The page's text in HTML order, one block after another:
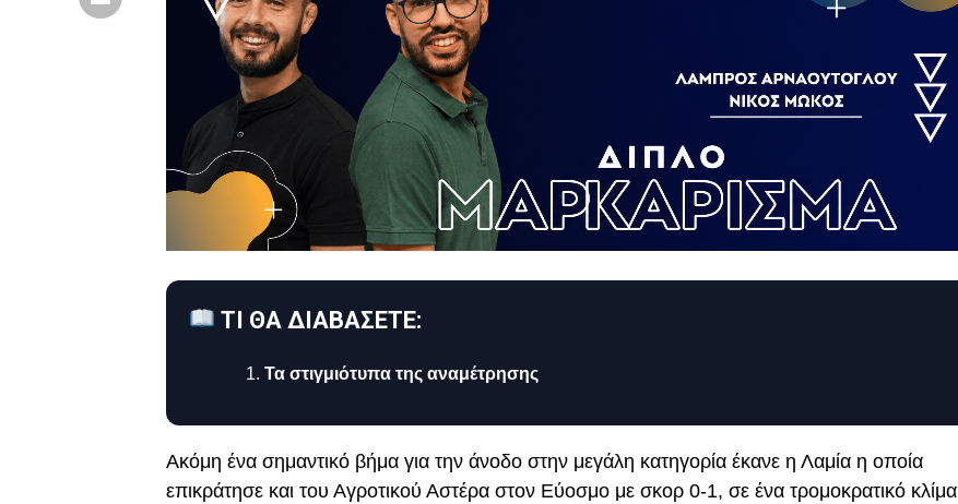
ΤΙ ΘΑ ΔΙΑΒΑΣΕΤΕ:
Τα στιγμιότυπα της αναμέτρησης
Ακόμη ένα σημαντικό βήμα για την άνοδο στην μεγάλη κατηγορία έκανε η Λαμία η οποία
επικράτησε και του Αγροτικού Αστέρα στον Εύοσμο με σκορ 0-1, σε ένα τρομοκρατικό κλίμα